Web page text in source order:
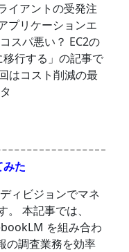
イアントの受発注
プリケーションエ
スパ悪い？ EC2の
行する」の記事で
はコスト削減の最
た
ィビジョンでマネ
本記事では、
を組み合わ
の調査業務を効率